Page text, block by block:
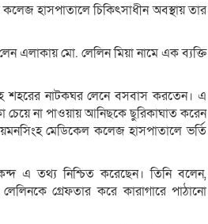
হাসপাতালে চিকিৎসাধীন অবস্থায় তার
এলাকায় মো. লেলিন মিয়া নামে এক ব্যক্তি
শহরের নাটকঘর লেনে বসবাস করতেন। এ
চেয়ে না পাওয়ায় আনিছকে ছুরিকাঘাত করেন
মেডিকেল কলেজ হাসপাতালে ভর্তি
এ তথ‍্য নিশ্চিত করেছেন। তিনি বলেন,
গ্রেফতার করে কারাগারে পাঠানো